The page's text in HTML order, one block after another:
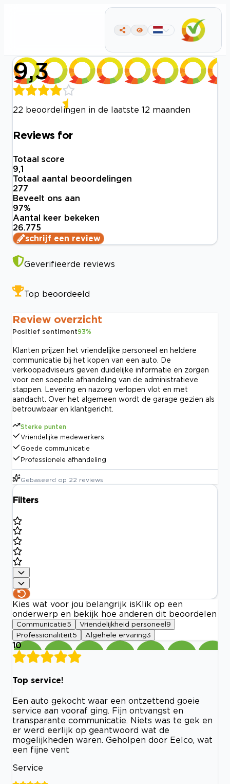
9,3
22 beoordelingen in de laatste 12 maanden
Reviews for
Totaal score
9,1
Totaal aantal beoordelingen
277
Beveelt ons aan
97%
Aantal keer bekeken
26.775
schrijf een review
Geverifieerde reviews
Top beoordeeld
Review overzicht
Positief sentiment93%
Klanten prijzen het vriendelijke personeel en heldere
communicatie bij het kopen van een auto. De
verkoopadviseurs geven duidelijke informatie en zorgen
voor een soepele afhandeling van de administratieve
stappen. Levering en nazorg verlopen vlot en met
aandacht. Over het algemeen wordt de garage gezien als
betrouwbaar en klantgericht.
Sterke punten
Vriendelijke medewerkers
Goede communicatie
Professionele afhandeling
Gebaseerd op 22 reviews
Filters
Kies wat voor jou belangrijk is Klik op een
onderwerp en bekijk hoe anderen dit beoordelen
Communicatie5 Vriendelijkheid personeel 9
Professionaliteit5 Algehele ervaring3
10
Top service!
Een auto gekocht waar een ontzettend goeie
service aan vooraf ging. Fijn ontvangst en
transparante communicatie. Niets was te gek en
er werd eerlijk op geantwoord wat de
mogelijkheden waren. Geholpen door Eelco, wat
een fijne vent
Service